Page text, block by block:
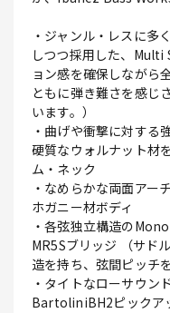
・ジャンル・レスに多
しつつ採用した、Multi
ョン感を確保しながら
ともに弾き難さを感じ
います。）
・曲げや衝撃に対する
硬質なウォルナット材
ム・ネック
・なめらかな両面アー
ホガニー材ボディ
・各弦独立構造の
MR5Sブリッジ （サ
造を持ち、弦間ピッチ
・タイトなローサウン
BartoliniBH2ピックア